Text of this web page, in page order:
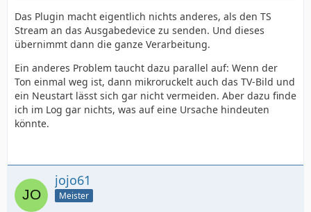
Das Plugin macht eigentlich nichts anderes, als den TS
Stream an das Ausgabedevice zu senden. Und dieses
übernimmt dann die ganze Verarbeitung.
Ein anderes Problem taucht dazu parallel auf: Wenn der
Ton einmal weg ist, dann mikroruckelt auch das TV-Bild und
ein Neustart lässt sich gar nicht vermeiden. Aber dazu finde
ich im Log gar nichts, was auf eine Ursache hindeuten
könnte.
jojo61
Meister